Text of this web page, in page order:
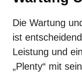
Die Wartung
ist
Leistung und
„Plenty“ mit